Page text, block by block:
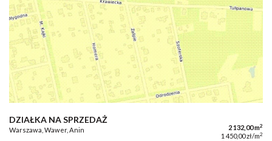
DZIAŁKA NA SPRZEDAŻ
Warszawa, Wawer, Anin 2 132,00 m2
1 450,00 zł/m2